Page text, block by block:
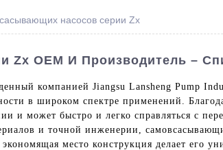
насосов серии Zx
OEM И Производитель –
компанией Jiangsu Lansheng Pump
в широком спектре применений.
и может быстро и легко справляться с
и точной инженерии,
место конструкция делает его